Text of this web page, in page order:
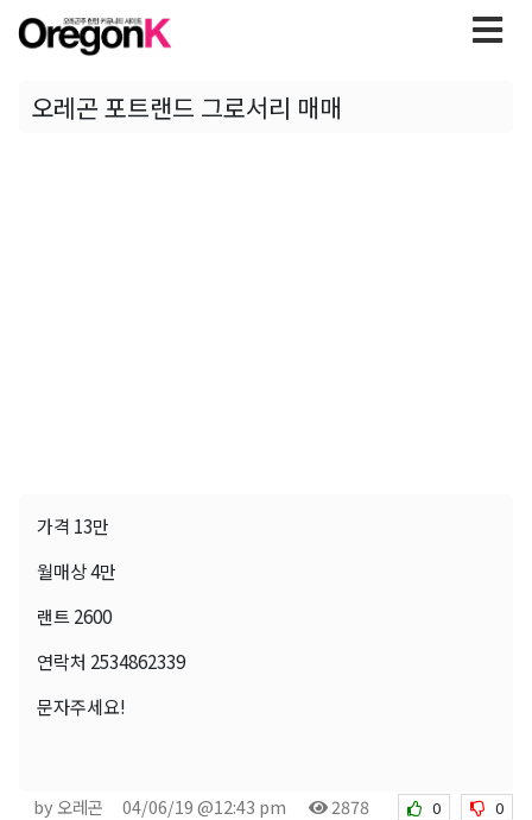
오레곤 포트랜드 그로서리 매매
가격 13만
월매상 4만
랜트 2600
연락처 2534862339
문자주세요!
by 오레곤 04/06/19 @12:43 pm 2878 0 0